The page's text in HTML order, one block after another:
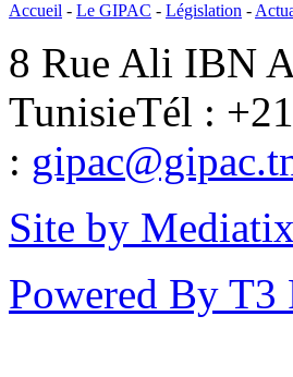
Accueil - Le GIPAC - Législation -
8 Rue Ali IBN
TunisieTél :
:
Site by
Powered By T3